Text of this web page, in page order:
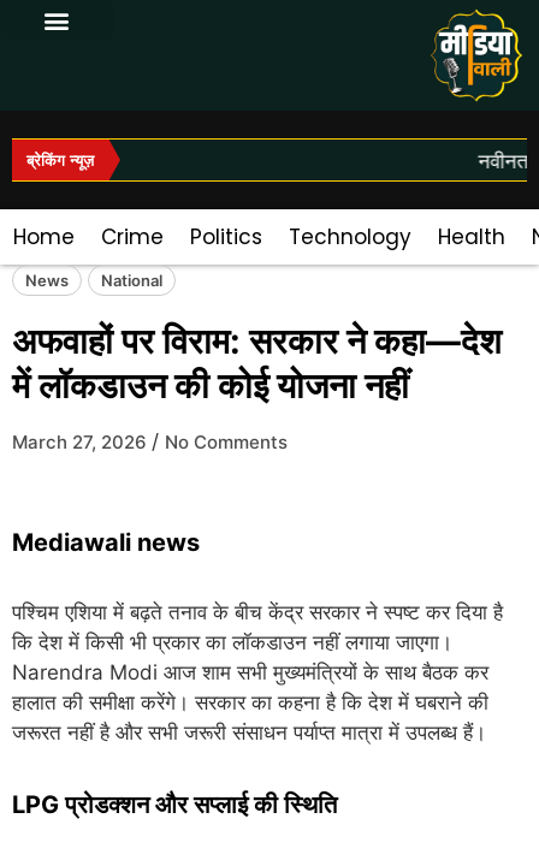
ब्रेकिंग न्यूज़
Home Crime Politics Technology Health
News National
अफवाहों पर विराम: सरकार ने कहा—देश
में लॉकडाउन की कोई योजना नहीं
March 27, 2026 / No Comments
Mediawali news
पश्चिम एशिया में बढ़ते तनाव के बीच केंद्र सरकार ने स्पष्ट कर दिया है
कि देश में किसी भी प्रकार का लॉकडाउन नहीं लगाया जाएगा।
Narendra Modi आज शाम सभी मुख्यमंत्रियों के साथ बैठक कर
हालात की समीक्षा करेंगे। सरकार का कहना है कि देश में घबराने की
जरूरत नहीं है और सभी जरूरी संसाधन पर्याप्त मात्रा में उपलब्ध हैं।
LPG प्रोडक्शन और सप्लाई की स्थिति